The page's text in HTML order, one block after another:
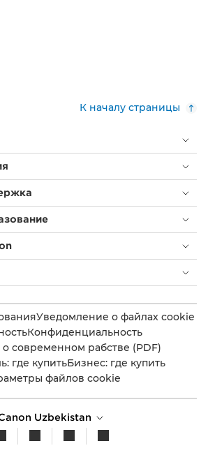
К началу страницы
Уведомление о файлах cookie
Конфиденциальность
современном рабстве (PDF)
где купитьБизнес: где купить
файлов cookie
Uzbekistan